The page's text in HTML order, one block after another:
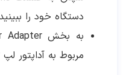
دستگاه خود را
مربوط به آداپتور